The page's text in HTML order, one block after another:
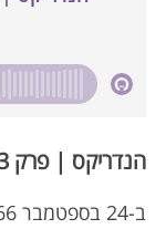
הנדריקס | פרק 3: היי ג’ו
S